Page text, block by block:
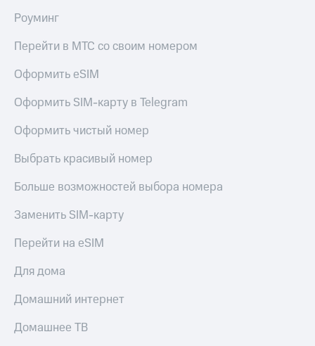
Роуминг
Перейти в МТС со своим номером
Оформить eSIM
Оформить SIM-карту в Telegram
Оформить чистый номер
Выбрать красивый номер
Больше возможностей выбора номера
Заменить SIM-карту
Перейти на eSIM
Для дома
Домашний интернет
Домашнее ТВ